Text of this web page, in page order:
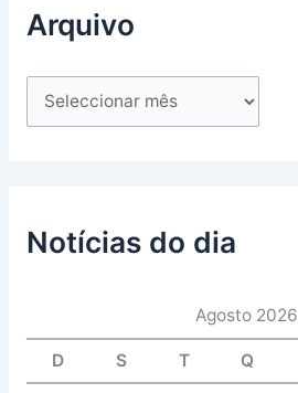
Arquivo
Notícias do dia
Agosto 2026
D S T Q